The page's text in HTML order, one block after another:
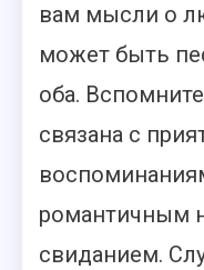
вам мысли о
может быть
оба.
связана с
романтичным
свиданием.